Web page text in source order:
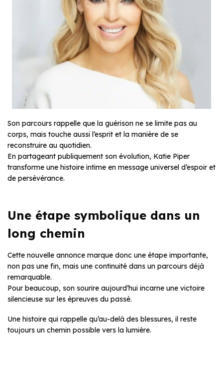
Son parcours rappelle que la guérison ne se limite pas au
corps, mais touche aussi l’esprit et la manière de se
reconstruire au quotidien.
En partageant publiquement son évolution, Katie Piper
transforme une histoire intime en message universel d’espoir et
de persévérance.
Une étape symbolique dans un
long chemin
Cette nouvelle annonce marque donc une étape importante,
non pas une fin, mais une continuité dans un parcours déjà
remarquable.
Pour beaucoup, son sourire aujourd’hui incarne une victoire
silencieuse sur les épreuves du passé.
Une histoire qui rappelle qu’au-delà des blessures, il reste
toujours un chemin possible vers la lumière.